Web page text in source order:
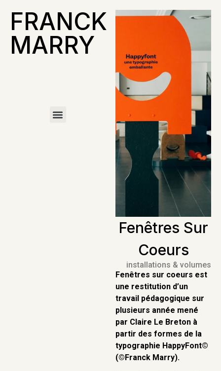
FRANCK
MARRY
Fenêtres Sur
Coeurs
installations & volumes
Fenêtres sur coeurs est
une restitution d’un
travail pédagogique sur
plusieurs année mené
par Claire Le Breton à
partir des formes de la
typographie HappyFont©
(©Franck Marry).